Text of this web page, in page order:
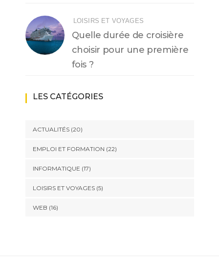
LOISIRS ET VOYAGES
Quelle durée de croisière
choisir pour une première
fois ?
LES CATÉGORIES
ACTUALITÉS(20)
EMPLOI ET FORMATION (22)
INFORMATIQUE (17)
LOISIRS ET VOYAGES(5)
WEB (16)